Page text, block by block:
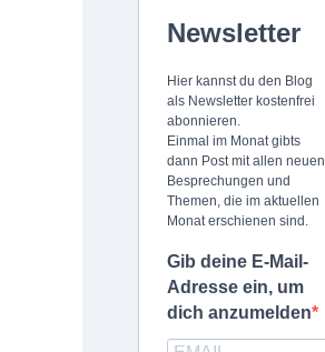
Newsletter
Hier kannst du den Blog
als Newsletter kostenfrei
abonnieren.
Einmal im Monat gibts
dann Post mit allen neuen
Besprechungen und
Themen, die im aktuellen
Monat erschienen sind.
Gib deine E-Mail-
Adresse ein, um
dich anzumelden